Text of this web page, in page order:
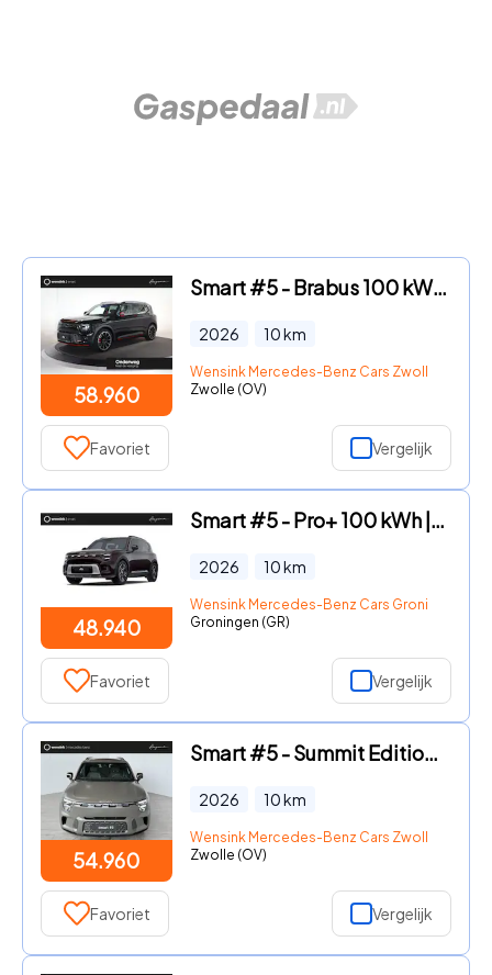
58.960
Smart #5 - Brabus 100 kWh | 646 PK! | Drive Pilot | Stuurwiel- & Stoelv
2026 10km
Wensink Mercedes-Benz Cars Zwolle
Zwolle (OV)
Favoriet Vergelijk
48.940
Smart #5 - Pro+ 100 kWh | Panoramadak | Elektrische stoelen | 360 grade
2026 10km
Wensink Mercedes-Benz Cars Groningen
Groningen (GR)
Favoriet Vergelijk
54.960
Smart #5 - Summit Edition 100 kWh | Mei 2026 | 4x4 | 588 pk | Trekhaak
2026 10km
Wensink Mercedes-Benz Cars Zwolle
Zwolle (OV)
Favoriet Vergelijk